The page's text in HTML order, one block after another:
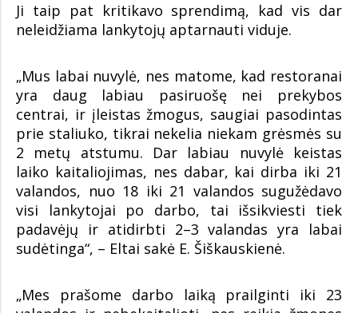
Ji taip pat kritikavo sprendimą, kad vis dar
neleidžiama lankytojų aptarnauti viduje.
„Mus labai nuvylė, nes matome, kad restoranai
yra daug labiau pasiruošę nei prekybos
centrai, ir įleistas žmogus, saugiai pasodintas
prie staliuko, tikrai nekelia niekam grėsmės su
2 metų atstumu. Dar labiau nuvylė keistas
laiko kaitaliojimas, nes dabar, kai dirba iki 21
valandos, nuo 18 iki 21 valandos sugužėdavo
visi lankytojai po darbo, tai išsikviesti tiek
padavėjų ir atidirbti 2–3 valandas yra labai
sudėtinga“, – Eltai sakė E. Šiškauskienė.
„Mes prašome darbo laiką prailginti iki 23